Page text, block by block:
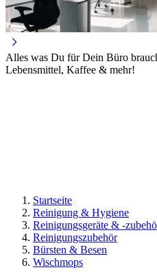
Alles was Du für Dein Büro
Lebensmittel, Kaffee & mehr!
Startseite
Reinigung & Hygiene
Reinigungsgeräte & -
Reinigungszubehör
Bürsten & Besen
Wischmops